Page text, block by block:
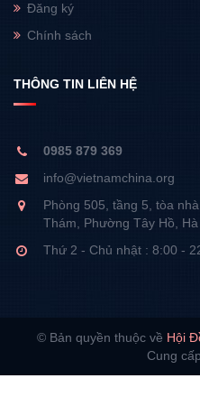
Đăng ký
Chính sách
THÔNG TIN LIÊN HỆ
0985 879 369
info@vietnamchina.org
Phòng 505, tầng 5, tòa
Thám, Phường Tây Hồ, Hà
Thứ 2 - Chủ nhật : 8:00 -
© Bản quyền thuộc về Hội
Cung